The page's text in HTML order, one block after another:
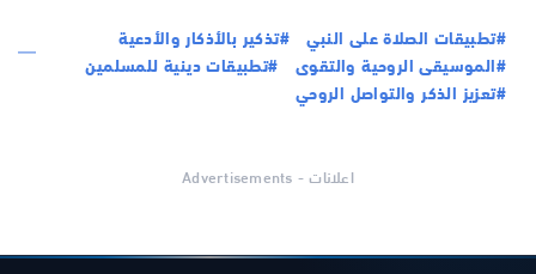
#تطبيقات الصلاة على النبي
#تذكير بالأذكار والأدعية
#الموسيقى الروحية والتقوى
#تطبيقات دينية للمسلمين
#تعزيز الذكر والتواصل الروحي
اعلانات - Advertisements